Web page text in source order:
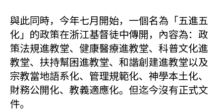
與此同時，今年七月開始，一個名為「五進五
化」的政策在浙江基督徒中傳開，內容為：政
策法規進教堂、健康醫療進教堂、科普文化進
教堂、扶持幫困進教堂、和諧創建進教堂以及
宗教當地語系化、管理規範化、神學本土化、
財務公開化、教義適應化。但迄今沒有正式文
件。